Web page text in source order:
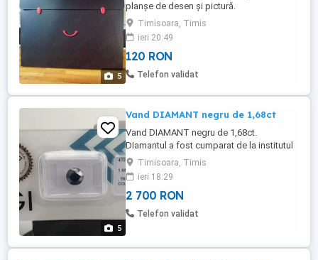
5
planșe de desen și pictură.
Timisoara, Timis
ieri 20:49
120 RON
Telefon validat
5
Vand DIAMANT negru de 1,68ct
Vand DIAMANT negru de 1,68ct.
DIamantul a fost cumparat de la institutul
gemologic printr-o casa de licitatie. Se
poate dovedii cu factura provenienta
pietrei si prin certificatul gemologic
veridicitatea acesteia. Piatra: Diamant
Greutate totală: 1,68 carate Forma:
Timisoara, Timis
ieri 18:29
2 700 RON
Telefon validat